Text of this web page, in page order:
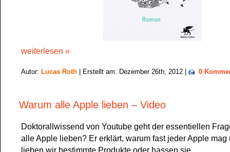
weiterlesen »
Autor: Lucas Roth | Erstellt am: Dezember 26th, 2012 | 0
Warum alle Apple lieben – Video
Doktorallwissend von Youtube geht der essentiellen
alle Apple lieben? Er erklärt, warum fast jeder Apple mag
lieben wir bestimmte Produkte oder hassen sie.